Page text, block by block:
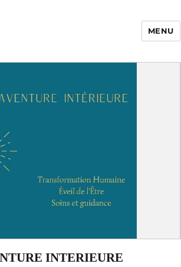
Enfance Made in
MENU
INTERIEURE